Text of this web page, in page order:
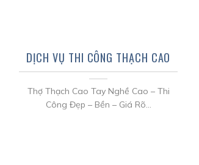
DỊCH VỤ THI CÔNG THẠCH CAO
Thợ Thạch Cao Tay Nghề Cao – Thi
Công Đẹp – Bền – Giá Rõ...